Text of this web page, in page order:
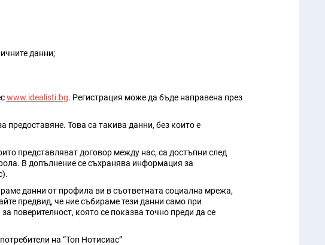
данни;
www.idealisti.bg. Регистрация може да бъде направена през
Това са такива данни, без които е
представляват договор между нас, са достъпни след
В допълнение се съхранява информация за
данни от профила ви в съответната социална мрежа,
предвид, че ние събираме тези данни само при
поверителност, която се показва точно преди да се
на “Топ Нотисиас”